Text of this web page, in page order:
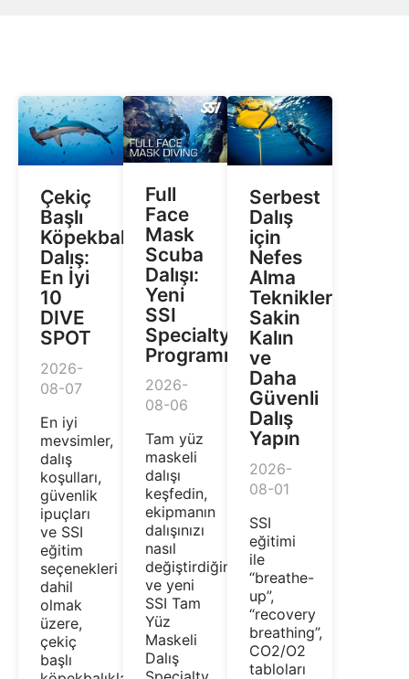
Çekiç
Başlı
Köpekbalıklarıyla
Dalış:
En İyi
10
DIVE
SPOT
2026-
08-07
En iyi
mevsimler,
dalış
koşulları,
güvenlik
ipuçları
ve SSI
eğitim
seçenekleri
dahil
olmak
üzere,
çekiç
başlı
Full
Face
Mask
Scuba
Dalışı:
Yeni
SSI
Specialty
Programı
2026-
08-06
Tam yüz
maskeli
dalışı
keşfedin,
ekipmanın
dalışınızı
nasıl
değiştirdiğini
ve yeni
SSI Tam
Yüz
Maskeli
Dalış
Serbest
Dalış
için
Nefes
Alma
Teknikleri:
Sakin
Kalın
ve
Daha
Güvenli
Dalış
Yapın
2026-
08-01
SSI
eğitimi
ile
“breathe-
up”,
“recovery
breathing”,
CO2/O2
tabloları